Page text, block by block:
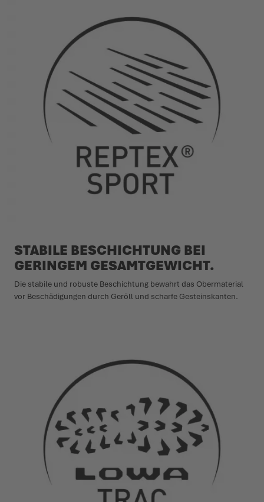
STABILE BESCHICHTUNG BEI
GERINGEM GESAMTGEWICHT.
Die stabile und robuste Beschichtung bewahrt das Obermaterial
vor Beschädigungen durch Geröll und scharfe Gesteinskanten.